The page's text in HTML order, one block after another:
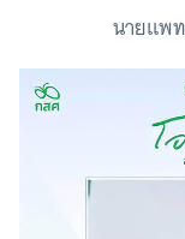
นายแพ